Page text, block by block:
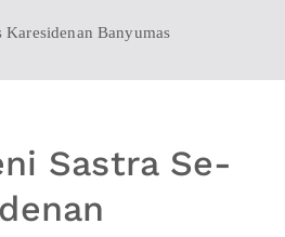
Karesidenan Banyumas
Sastra Se-